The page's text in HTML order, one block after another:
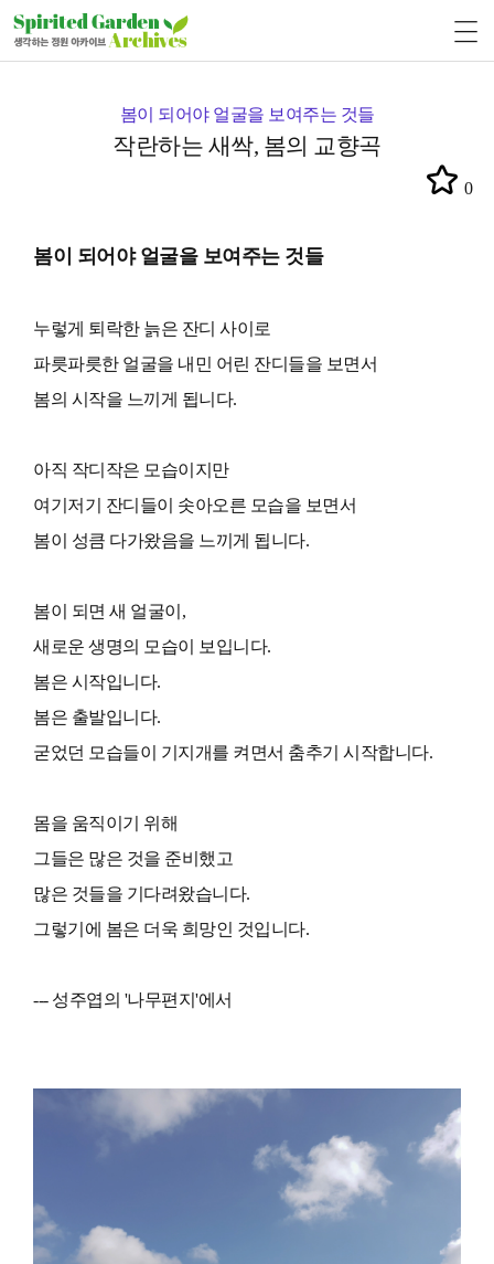
봄이 되어야 얼굴을 보여주는 것들
작란하는 새싹, 봄의 교향곡
0
봄이 되어야 얼굴을 보여주는 것들
누렇게 퇴락한 늙은 잔디 사이로
파릇파릇한 얼굴을 내민 어린 잔디들을 보면서
봄의 시작을 느끼게 됩니다.
아직 작디작은 모습이지만
여기저기 잔디들이 솟아오른 모습을 보면서
봄이 성큼 다가왔음을 느끼게 됩니다.
봄이 되면 새 얼굴이,
새로운 생명의 모습이 보입니다.
봄은 시작입니다.
봄은 출발입니다.
굳었던 모습들이 기지개를 켜면서 춤추기 시작합니다.
몸을 움직이기 위해
그들은 많은 것을 준비했고
많은 것들을 기다려왔습니다.
그렇기에 봄은 더욱 희망인 것입니다.
--- 성주엽의 '나무편지'에서